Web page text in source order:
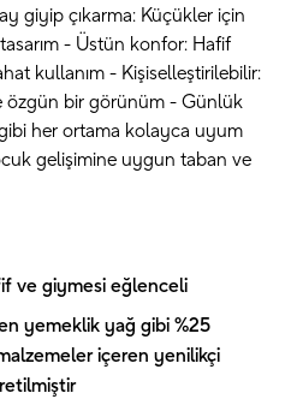
giyip çıkarma: Küçükler için
- Üstün konfor: Hafif
kullanım - Kişiselleştirilebilir:
özgün bir görünüm - Günlük
her ortama kolayca uyum
gelişimine uygun taban ve
ve giymesi eğlenceli
yemeklik yağ gibi %25
içeren yenilikçi